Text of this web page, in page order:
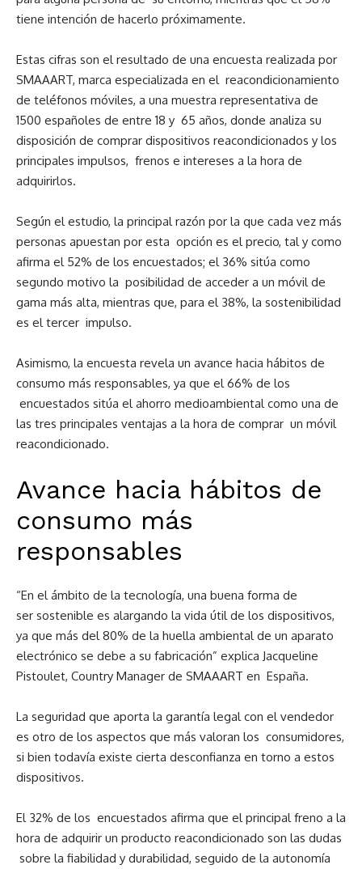
tiene intención de hacerlo próximamente.
Estas cifras son el resultado de una encuesta realizada por
SMAAART, marca especializada en el reacondicionamiento
de teléfonos móviles, a una muestra representativa de
1500 españoles de entre 18 y 65 años, donde analiza su
disposición de comprar dispositivos reacondicionados y los
principales impulsos, frenos e intereses a la hora de
adquirirlos.
Según el estudio, la principal razón por la que cada vez más
personas apuestan por esta opción es el precio, tal y como
afirma el 52% de los encuestados; el 36% sitúa como
segundo motivo la posibilidad de acceder a un móvil de
gama más alta, mientras que, para el 38%, la sostenibilidad
es el tercer impulso.
Asimismo, la encuesta revela un avance hacia hábitos de
consumo más responsables, ya que el 66% de los
encuestados sitúa el ahorro medioambiental como una de
las tres principales ventajas a la hora de comprar un móvil
reacondicionado.
Avance hacia hábitos de
consumo más
responsables
“En el ámbito de la tecnología, una buena forma de
ser sostenible es alargando la vida útil de los dispositivos,
ya que más del 80% de la huella ambiental de un aparato
electrónico se debe a su fabricación” explica Jacqueline
Pistoulet, Country Manager de SMAAART en España.
La seguridad que aporta la garantía legal con el vendedor
es otro de los aspectos que más valoran los consumidores,
si bien todavía existe cierta desconfianza en torno a estos
dispositivos.
El 32% de los encuestados afirma que el principal freno a la
hora de adquirir un producto reacondicionado son las dudas
sobre la fiabilidad y durabilidad, seguido de la autonomía